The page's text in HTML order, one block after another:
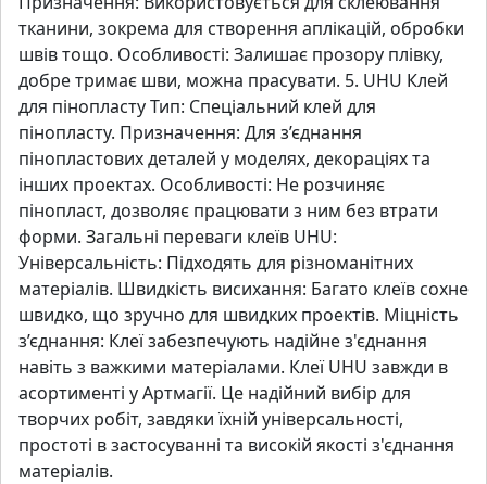
тканини, зокрема для створення аплікацій, обробки
швів тощо. Особливості: Залишає прозору плівку,
добре тримає шви, можна прасувати. 5. UHU Клей
для пінопласту Тип: Спеціальний клей для
пінопласту. Призначення: Для з’єднання
пінопластових деталей у моделях, декораціях та
інших проектах. Особливості: Не розчиняє
пінопласт, дозволяє працювати з ним без втрати
форми. Загальні переваги клеїв UHU:
Універсальність: Підходять для різноманітних
матеріалів. Швидкість висихання: Багато клеїв сохне
швидко, що зручно для швидких проектів. Міцність
з’єднання: Клеї забезпечують надійне з'єднання
навіть з важкими матеріалами. Клеї UHU завжди в
асортименті у Артмагії. Це надійний вибір для
творчих робіт, завдяки їхній універсальності,
простоті в застосуванні та високій якості з'єднання
матеріалів.